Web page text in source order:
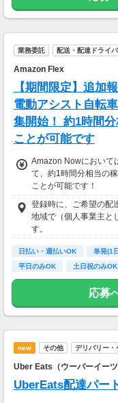
※70歳以上は日給マイ
★交通誘導2級（以上
■65歳～69歳迄では他
安全面・体力面の考慮
70歳以降では低負荷業
相談の上短時間勤務を
給与が上記になる場合
＜月収例＞
（日給1万4,500円×月
業務委託 配送・配達ドライ
Amazon Flex
【期間限定】追加
電動アシスト自転
集開始！ 約1時間
ことが可能です
Amazon Nowにおいて
て、約1時間分相当の
ことが可能です！
登録時に、ご希望の配
地域で（個人事業主と
す。
日払い・週払いOK 単発(1
平日のみOK
土日祝のみOK
応募
new その他 デリバリー・
Uber Eats（ウーバーイーツ
UberEats配達パー